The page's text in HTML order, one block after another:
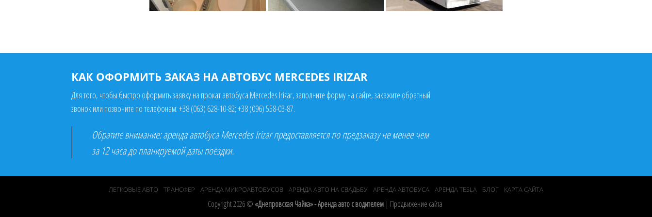
КАК ОФОРМИТЬ ЗАКАЗ НА АВТОБУС MERCEDES IRIZAR
Для того, чтобы быстро оформить заявку на прокат автобуса Mercedes Irizar, заполните форму на сайте, закажите обратный
звонок или позвоните по телефонам:+38 (063) 628-10-82;+38 (096) 558-03-87.
Обратите внимание: аренда автобуса Mercedes Irizar предоставляется по предзаказу не менее чем
за 12 часа до планируемой даты поездки.
ЛЕГКОВЫЕ АВТО ТРАНСФЕР АРЕНДА МИКРОАВТОБУСОВ АРЕНДА АВТО НА СВАДЬБУ АРЕНДА АВТОБУСА АРЕНДА TESLA БЛОГ КАРТА САЙТА
Copyright 2026 © «Днепровская Чайка» - Аренда авто с водителем | Продвижение сайта